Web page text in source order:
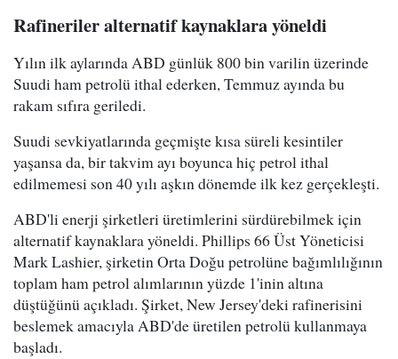
Rafineriler alternatif kaynaklara yöneldi
Yılın ilk aylarında ABD günlük 800 bin varilin üzerinde
Suudi ham petrolü ithal ederken, Temmuz ayında bu
rakam sıfıra geriledi.
Suudi sevkiyatlarında geçmişte kısa süreli kesintiler
yaşansa da, bir takvim ayı boyunca hiç petrol ithal
edilmemesi son 40 yılı aşkın dönemde ilk kez gerçekleşti.
ABD'li enerji şirketleri üretimlerini sürdürebilmek için
alternatif kaynaklara yöneldi. Phillips 66 Üst Yöneticisi
Mark Lashier, şirketin Orta Doğu petrolüne bağımlılığının
toplam ham petrol alımlarının yüzde 1'inin altına
düştüğünü açıkladı. Şirket, New Jersey'deki rafinerisini
beslemek amacıyla ABD'de üretilen petrolü kullanmaya
başladı.